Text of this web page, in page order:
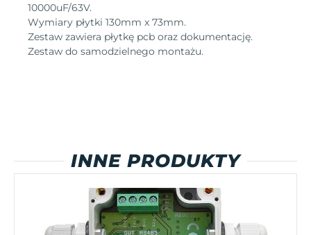
10000uF/63V.
Wymiary płytki 130mm x 73mm.
Zestaw zawiera płytkę pcb oraz dokumentację.
Zestaw do samodzielnego montażu.
INNE PRODUKTY